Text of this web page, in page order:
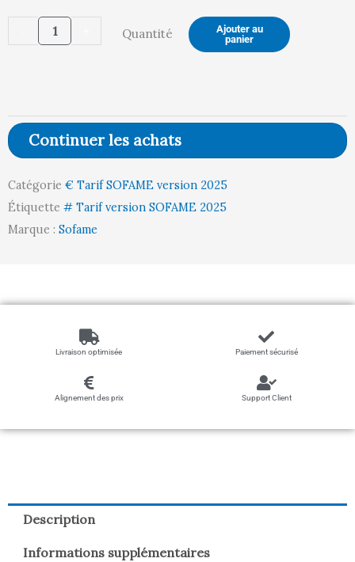
94,00 €.
PanneauPERFORÉ
Quantité
Ajouter au
panier
Continuer les achats
Catégorie € Tarif SOFAME version 2025
Étiquette # Tarif version SOFAME 2025
Marque : Sofame
Livraison optimisée Paiement sécurisé
Alignement des prix Support Client
Description
Informations supplémentaires